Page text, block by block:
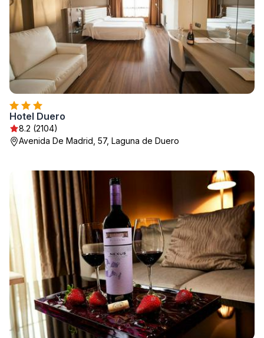
Hotel Duero
8.2 (2104)
Avenida De Madrid, 57, Laguna de Duero